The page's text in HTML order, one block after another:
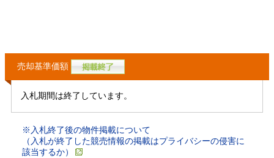
売却基準価額
入札期間は終了しています。
※入札終了後の物件掲載について
（入札が終了した競売情報の掲載はプライバシーの侵害に
該当するか）